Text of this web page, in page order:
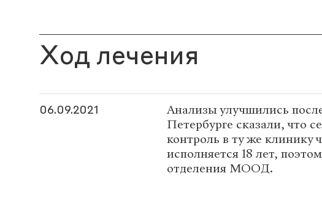
Ход лечения
06.09.2021
Анализы улучшились
Петербурге сказали, что
контроль в ту же клинику
исполняется 18 лет,
отделения МООД.